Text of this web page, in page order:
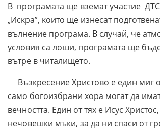
В програмата ще вземат участие
„Искра”, които ще изнесат
вълнение програма. В случай, че
условия са лоши, програмата ще
вътре в читалището.
Възкресение Христово е един миг
само богоизбрани хора могат да
вечността. Един от тях е Исус
нечовешки мъки, за да ни спаси от